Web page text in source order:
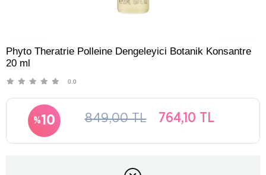
Phyto Theratrie Polleine Dengeleyici Botanik Konsantre
20 ml
0.0
10 849,00 TL 764,10 TL